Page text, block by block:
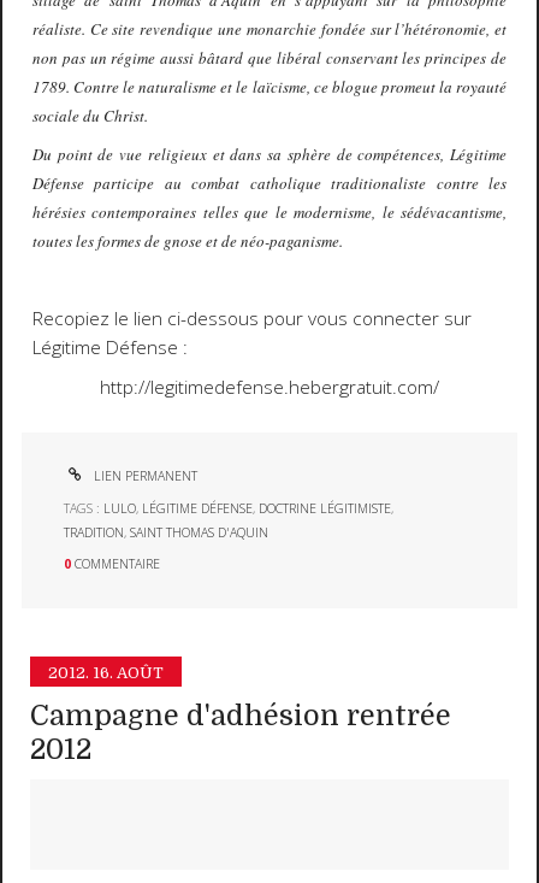
réaliste. Ce site revendique une monarchie fondée sur l’hétéronomie, et
non pas un régime aussi bâtard que libéral conservant les principes de
1789. Contre le naturalisme et le laïcisme, ce blogue promeut la royauté
sociale du Christ.
Du point de vue religieux et dans sa sphère de compétences, Légitime
Défense participe au combat catholique traditionaliste contre les
hérésies contemporaines telles que le modernisme, le sédévacantisme,
toutes les formes de gnose et de néo-paganisme.
Recopiez le lien ci-dessous pour vous connecter sur
Légitime Défense :
http://legitimedefense.hebergratuit.com/
LIEN PERMANENT
TAGS : LULO, LÉGITIME DÉFENSE, DOCTRINE LÉGITIMISTE,
TRADITION,SAINT THOMAS D'AQUIN
0 COMMENTAIRE
2012. 16. AOÛT
Campagne d'adhésion rentrée
2012